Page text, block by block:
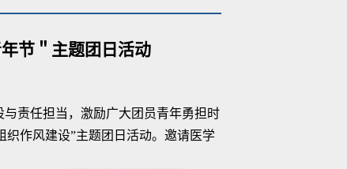
节＂主题团日活动
责任担当，激励广大团员青年勇担时
织作风建设”主题团日活动。邀请医学